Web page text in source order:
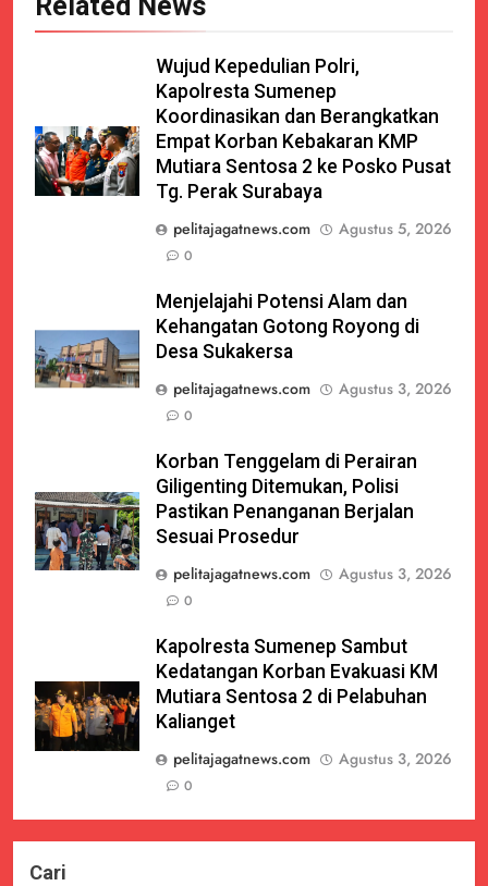
Wujud Kepedulian Polri,
Kapolresta Sumenep
Koordinasikan dan Berangkatkan
Empat Korban Kebakaran KMP
Mutiara Sentosa 2 ke Posko Pusat
Tg. Perak Surabaya
pelitajagatnews.com
Agustus 5, 2026
0
Menjelajahi Potensi Alam dan
Kehangatan Gotong Royong di
Desa Sukakersa
pelitajagatnews.com
Agustus 3, 2026
0
Korban Tenggelam di Perairan
Giligenting Ditemukan, Polisi
Pastikan Penanganan Berjalan
Sesuai Prosedur
pelitajagatnews.com
Agustus 3, 2026
0
Kapolresta Sumenep Sambut
Kedatangan Korban Evakuasi KM
Mutiara Sentosa 2 di Pelabuhan
Kalianget
pelitajagatnews.com
Agustus 3, 2026
0
Cari